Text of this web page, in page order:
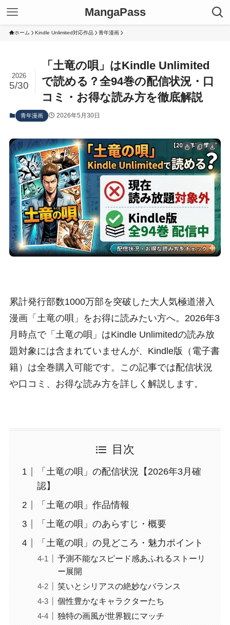
MangaPass
ホーム Kindle Unlimited対応作品 青年漫画
「土竜の唄」はKindle Unlimited
で読める？全94巻の配信状況・口
コミ・お得な読み方を徹底解説
2026
5/30
青年漫画 2026年5月30日
累計発行部数1000万部を突破した大人気極道潜入
漫画「土竜の唄」をお得に読みたい方へ。2026年3
月時点で「土竜の唄」はKindle Unlimitedの読み放
題対象には含まれていませんが、Kindle版（電子書
籍）は全巻購入可能です。この記事では配信状況
や口コミ、お得な読み方を詳しく解説します。
目次
「土竜の唄」の配信状況【2026年3月確
認】
「土竜の唄」作品情報
「土竜の唄」のあらすじ・概要
「土竜の唄」の見どころ・魅力ポイント
予測不能なスピード感あふれるストーリ
ー展開
笑いとシリアスの絶妙なバランス
個性豊かなキャラクターたち
独特の画風が世界観にマッチ